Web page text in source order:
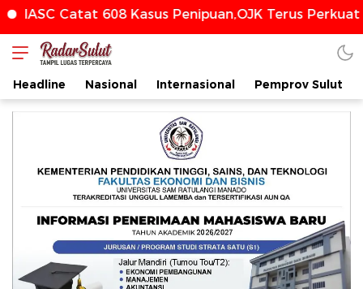
IASC Catat 608 Kasus Penipuan,OJK Terus Perkuat
radarsulut.com
Headline Nasional Internasional Pemprov Sulut